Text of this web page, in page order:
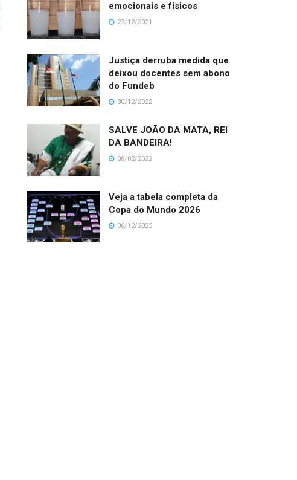
emocionais e físicos
27/12/2021
Justiça derruba medida que
deixou docentes sem abono
do Fundeb
30/12/2022
SALVE JOÃO DA MATA, REI
DA BANDEIRA!
08/02/2022
Veja a tabela completa da
Copa do Mundo 2026
06/12/2025